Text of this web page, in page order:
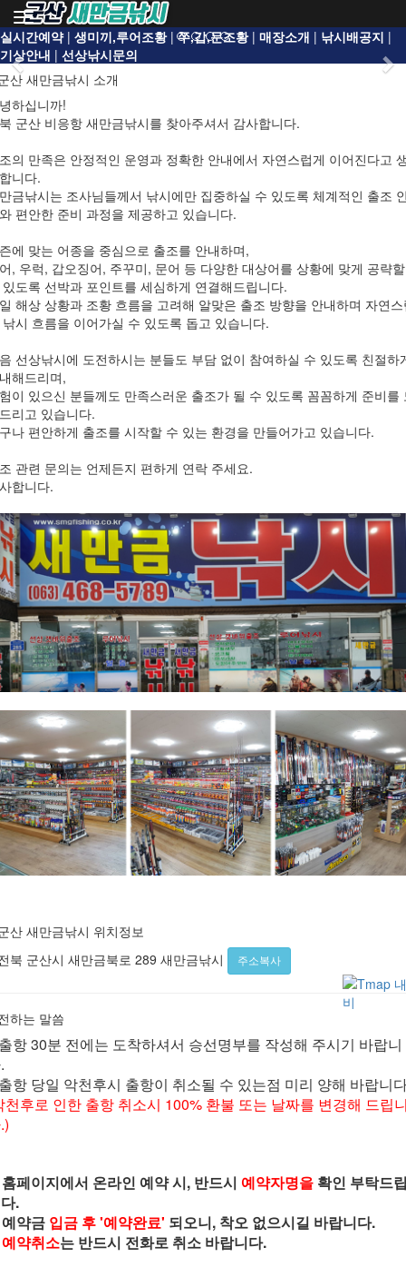
Toggle
navigation
실시간예약| 생미끼,루어조황|쭈,갑,문조황| 매장소개 | 낚시배공지 |
기상안내 | 선상낚시문의
Previous
산 새만금낚시 소개
하십니까!
군산 비응항 새만금낚시를 찾아주셔서 감사합니다.
의 만족은 안정적인 운영과 정확한 안내에서 자연스럽게 이어진다고
니다.
금낚시는 조사님들께서 낚시에만 집중하실 수 있도록 체계적인 출조
편안한 준비 과정을 제공하고 있습니다.
에 맞는 어종을 중심으로 출조를 안내하며,
, 우럭, 갑오징어, 주꾸미, 문어 등 다양한 대상어를 상황에 맞게 공략할
도록 선박과 포인트를 세심하게 연결해드립니다.
해상 상황과 조황 흐름을 고려해 알맞은 출조 방향을 안내하며 자연
시 흐름을 이어가실 수 있도록 돕고 있습니다.
선상낚시에 도전하시는 분들도 부담 없이 참여하실 수 있도록 친절하
해드리며,
이 있으신 분들께도 만족스러운 출조가 될 수 있도록 꼼꼼하게 준비를
리고 있습니다.
나 편안하게 출조를 시작할 수 있는 환경을 만들어가고 있습니다.
관련 문의는 언제든지 편하게 연락 주세요.
합니다.
산 새만금낚시 위치정보
북 군산시 새만금북로 289 새만금낚시
주소복사
하는 말씀
항 30분 전에는 도착하셔서 승선명부를 작성해 주시기 바랍니
항 당일 악천후시 출항이 취소될 수 있는점 미리 양해 바랍니
천후로 인한 출항 취소시 100% 환불 또는 날짜를 변경해 드립
페이지에서 온라인 예약 시, 반드시 예약자명을 확인 부탁드
.
약금 입금 후 '예약완료' 되오니, 착오 없으시길 바랍니다.
예약취소는 반드시 전화로 취소 바랍니다.